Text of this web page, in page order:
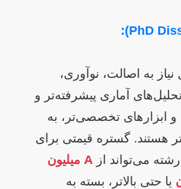
به اصالت، نوآوری،
آماری پیشرفته‌تر و
ابزارهای تخصصی‌تر، به
هستند. گستره قیمتی برای
می‌تواند از
A میلیون
یا حتی بالاتر، بسته به